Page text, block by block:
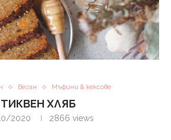
Веган Мъфини & кексове
ТИКВЕН ХЛЯБ
2020 2866 views